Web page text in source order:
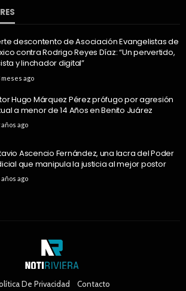
descontento de Asociación Evangelistas de
contra Rodrigo Reyes Díaz: “Un pervertido,
y linchador digital”
meses ago
Hugo Márquez Pérez prófugo por agresión
a menor de 14 Años en Benito Juárez
años ago
Ascencio Fernández, una lacra del Poder
que manipula la justicia al mejor postor
años ago
De Privacidad Contacto